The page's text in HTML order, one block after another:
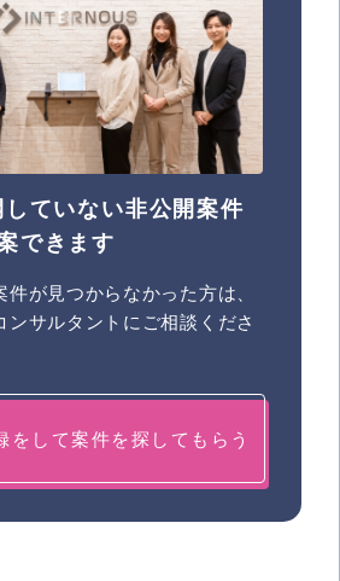
ていない非公開案件
できます
が見つからなかった方は、
ンサルタントにご相談くださ
をして案件を探してもらう